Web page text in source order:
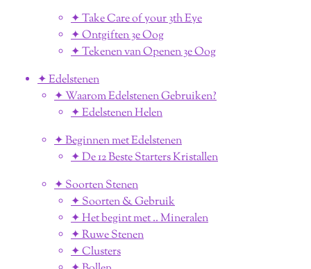
✦ Take Care of your 3th Eye
✦ Ontgiften 3e Oog
✦ Tekenen van Openen 3e Oog
✦ Edelstenen
✦ Waarom Edelstenen Gebruiken?
✦ Edelstenen Helen
✦ Beginnen met Edelstenen
✦ De 12 Beste Starters Kristallen
✦ Soorten Stenen
✦ Soorten & Gebruik
✦ Het begint met .. Mineralen
✦ Ruwe Stenen
✦ Clusters